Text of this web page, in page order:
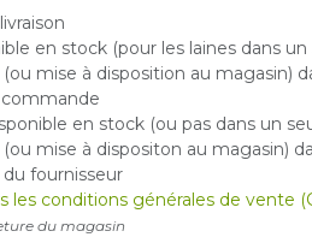
en stock (pour les laines dans
mise à disposition au magasin)
en stock (ou pas dans un
mise à dispositon au magasin)
fournisseur
les conditions générales de vente
du magasin